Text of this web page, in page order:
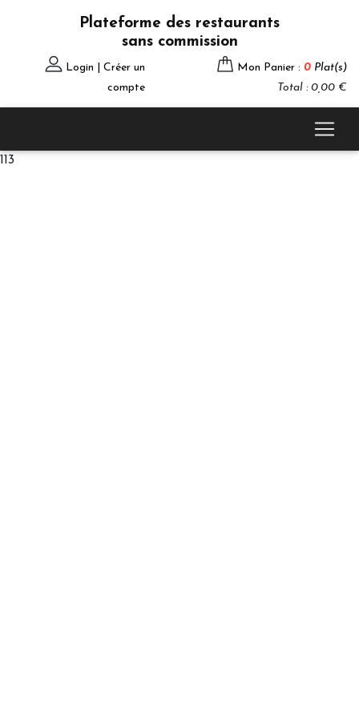
Plateforme des restaurants
sans commission
Login | Créer un
compte
Mon Panier : 0 Plat(s)
Total : 0,00 €
113